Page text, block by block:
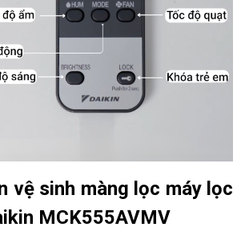
vệ sinh màng lọc máy lọc
MCK555AVMV